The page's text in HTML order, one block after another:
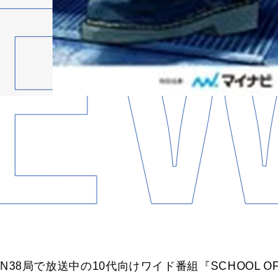
局で放送中の10代向けワイド番組『SCHOOL